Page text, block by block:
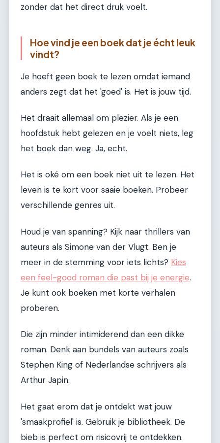
zonder dat het direct druk voelt.
Hoe vind je een boek dat je écht leuk
vindt?
Je hoeft geen boek te lezen omdat iemand
anders zegt dat het 'goed' is. Het is jouw tijd.
Het draait allemaal om plezier. Als je een
hoofdstuk hebt gelezen en je voelt niets, leg
het boek dan weg. Ja, echt.
Het is oké om een boek niet uit te lezen. Het
leven is te kort voor saaie boeken. Probeer
verschillende genres uit.
Houd je van spanning? Kijk naar thrillers van
auteurs als Simone van der Vlugt. Ben je
meer in de stemming voor iets lichts? Kies
een feel-good roman die past bij je energie.
Je kunt ook boeken met korte verhalen
proberen.
Die zijn minder intimiderend dan een dikke
roman. Denk aan bundels van auteurs zoals
Stephen King of Nederlandse schrijvers als
Arthur Japin.
Het gaat erom dat je ontdekt wat jouw
'smaakprofiel' is. Gebruik je bibliotheek. De
bieb is perfect om risicovrij te ontdekken.